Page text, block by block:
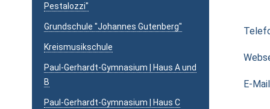
Pestalozzi"
Grundschule "Johannes Gutenberg"
Kreismusikschule
Paul-Gerhardt-Gymnasium | Haus A und
B
Paul-Gerhardt-Gymnasium | Haus C
E-Mail